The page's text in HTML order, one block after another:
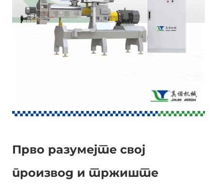
Прво разумејте свој
производ и тржиште